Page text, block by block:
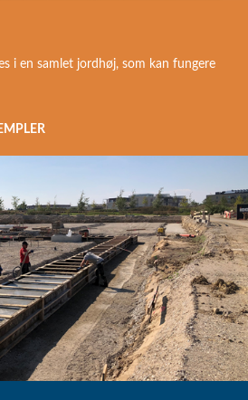
i en samlet jordhøj, som kan fungere